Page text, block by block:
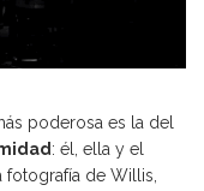
poderosa es la del
: él, ella y el
fotografía de Willis,